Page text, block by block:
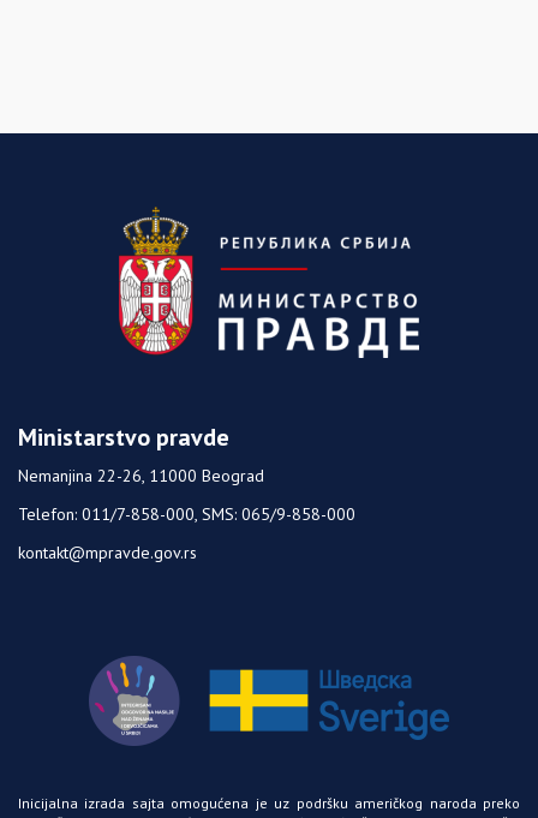
Ministarstvo pravde
Nemanjina 22-26, 11000 Beograd
Telefon: 011/7-858-000, SMS: 065/9-858-000
kontakt@mpravde.gov.rs
Inicijalna izrada sajta omogućena je uz podršku američkog naroda preko